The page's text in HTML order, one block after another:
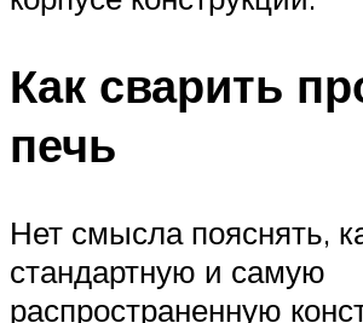
Как сварить
печь
Нет смысла пояснять,
стандартную и самую
распространенную